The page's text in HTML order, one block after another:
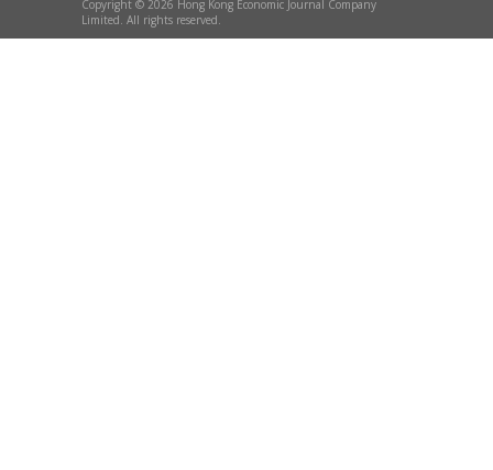
Copyright © 2026 Hong Kong Economic Journal Company
Limited. All rights reserved.